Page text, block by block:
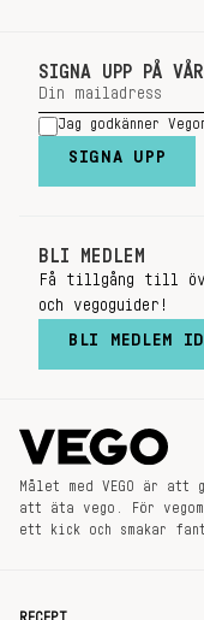
SIGNA UPP PÅ
Jag godkänner
SIGNA UPP
BLI MEDLEM
Få tillgång till
och vegoguider!
BLI MEDLEM
Målet med VEGO är
att äta vego. För
ett kick och smakar